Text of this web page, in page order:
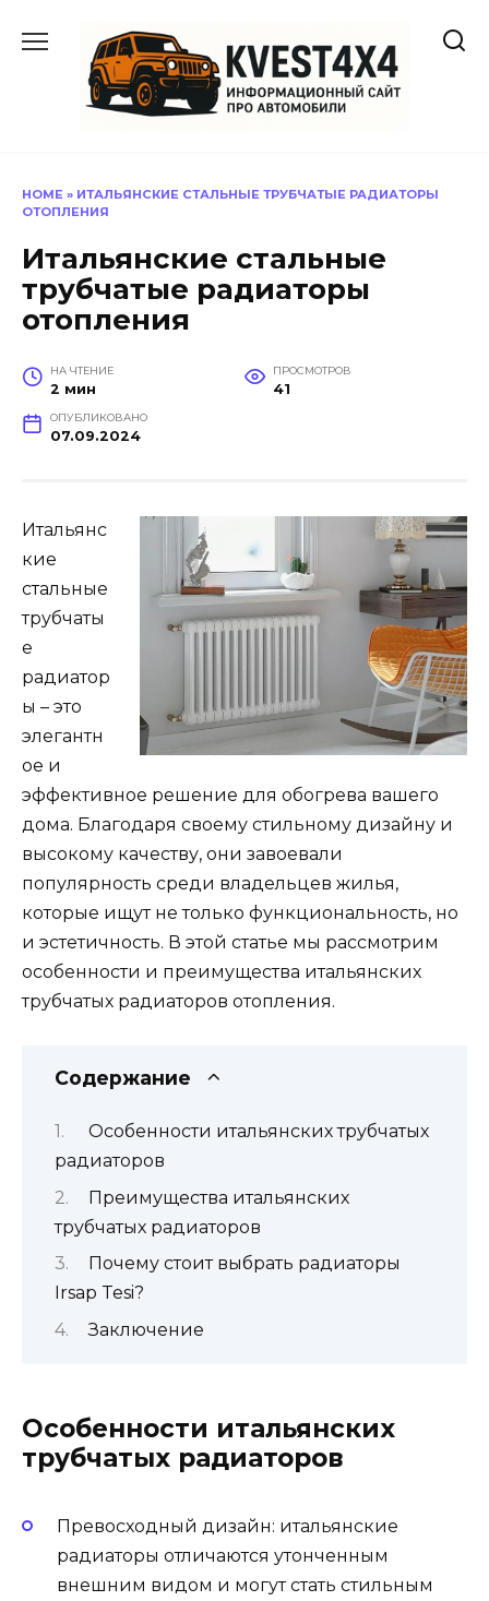
содержанию
HOME » ИТАЛЬЯНСКИЕ СТАЛЬНЫЕ ТРУБЧАТЫЕ РАДИАТОРЫ
ОТОПЛЕНИЯ
Итальянские стальные
трубчатые радиаторы
отопления
НА ЧТЕНИЕ
2 мин
ПРОСМОТРОВ
41
ОПУБЛИКОВАНО
07.09.2024
Итальянс
кие
стальные
трубчаты
е
радиатор
ы – это
элегантн
ое и
эффективное решение для обогрева вашего
дома. Благодаря своему стильному дизайну и
высокому качеству, они завоевали
популярность среди владельцев жилья,
которые ищут не только функциональность, но
и эстетичность. В этой статье мы рассмотрим
особенности и преимущества итальянских
трубчатых радиаторов отопления.
Содержание
Особенности итальянских трубчатых
радиаторов
Преимущества итальянских
трубчатых радиаторов
Почему стоит выбрать радиаторы
Irsap Tesi?
Заключение
Особенности итальянских
трубчатых радиаторов
Превосходный дизайн: итальянские
радиаторы отличаются утонченным
внешним видом и могут стать стильным